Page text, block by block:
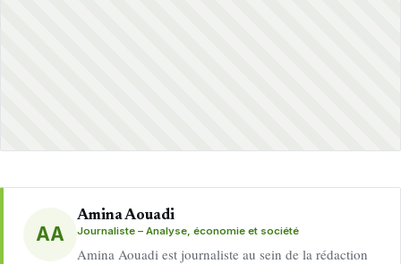
AA
Amina Aouadi
Journaliste – Analyse, économie et société
Amina Aouadi est journaliste au sein de la rédaction